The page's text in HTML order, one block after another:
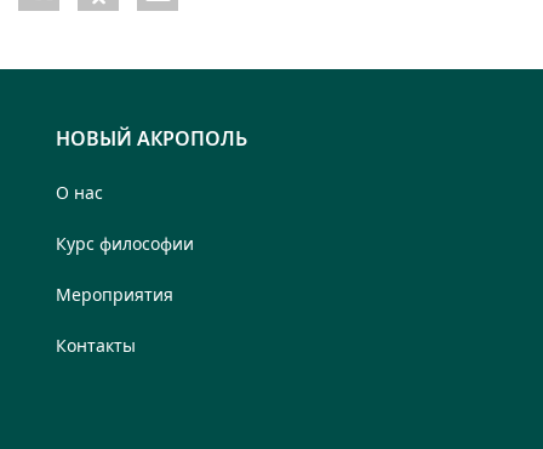
НОВЫЙ АКРОПОЛЬ
О нас
Курс философии
Мероприятия
Контакты